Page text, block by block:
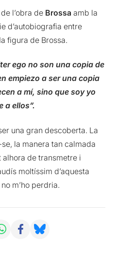
l’obra de Brossa amb la
d’autobiografia entre
figura de Brossa.
ego no son una copia de
empiezo a ser una copia
a mí, sino que soy yo
a ellos”.
una gran descoberta. La
la manera tan calmada
de transmetre i
moltíssim d’aquesta
m’ho perdria.